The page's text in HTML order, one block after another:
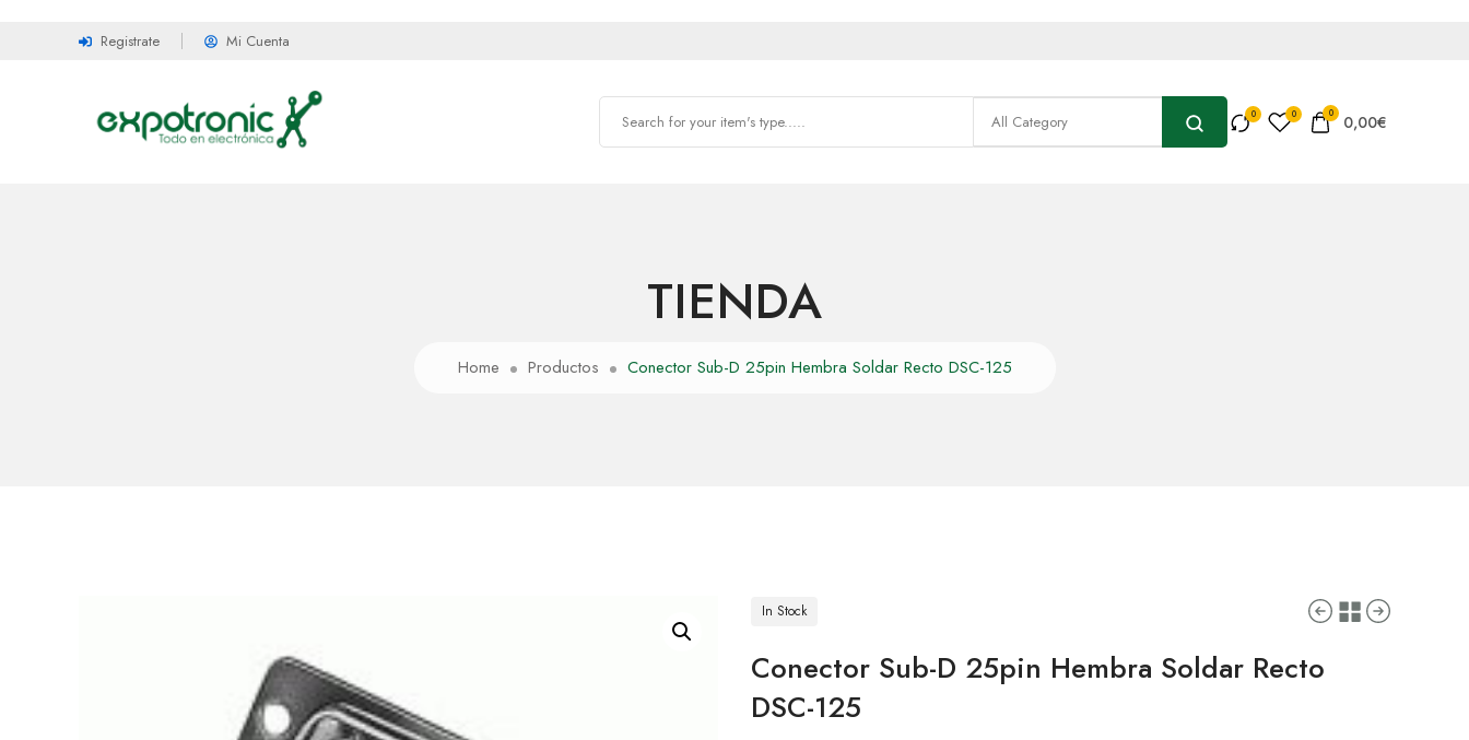
Registrate Mi Cuenta
0 0,00€
TIENDA
Home Productos Conector Sub-D 25pin Hembra Soldar Recto DSC-125
In Stock
Conector Sub-D 25pin Hembra Soldar Recto
DSC-125